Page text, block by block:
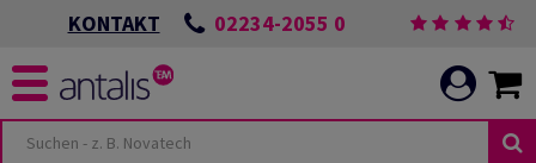
KONTAKT 02234-2055 0